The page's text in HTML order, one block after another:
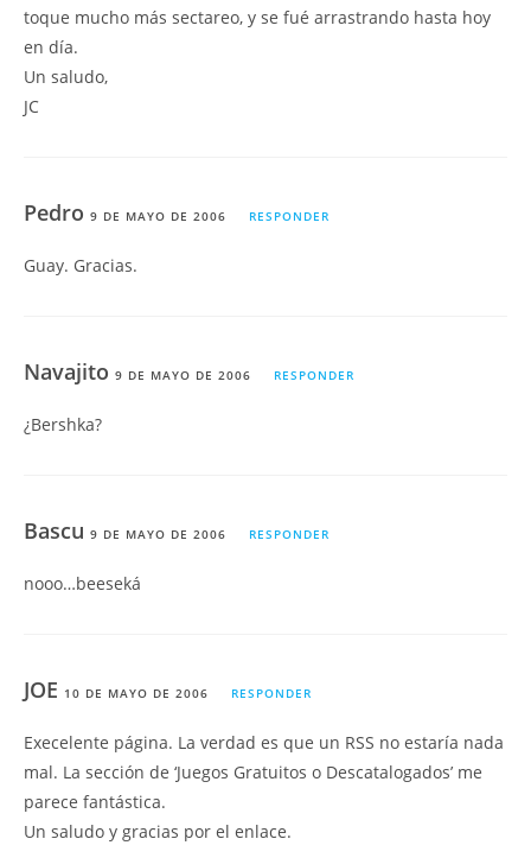
toque mucho más sectareo, y se fué arrastrando hasta hoy
en día.
Un saludo,
JC
Pedro 9 DE MAYO DE 2006 RESPONDER
Guay. Gracias.
Navajito 9 DE MAYO DE 2006 RESPONDER
¿Bershka?
Bascu 9 DE MAYO DE 2006 RESPONDER
nooo…beeseká
JOE 10 DE MAYO DE 2006 RESPONDER
Execelente página. La verdad es que un RSS no estaría nada
mal. La sección de ‘Juegos Gratuitos o Descatalogados’ me
parece fantástica.
Un saludo y gracias por el enlace.